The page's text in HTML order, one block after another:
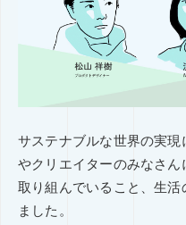
COVID-19
CX
五感
デザインシンキング
サステナブルな世界の実
やクリエイターのみなさ
取り組んでいること、生
ました。